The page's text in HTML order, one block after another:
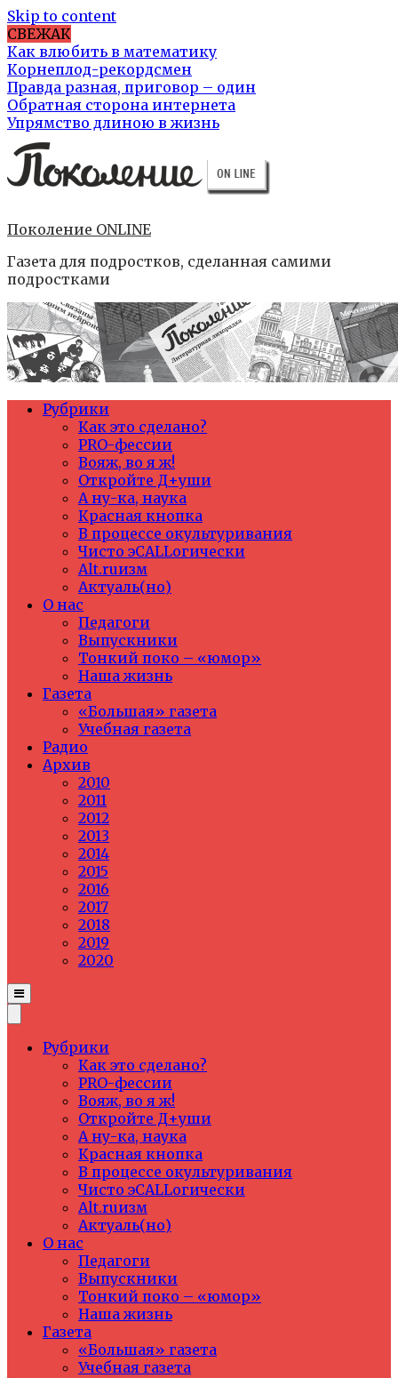
Skip to content
СВЕЖАК
Как влюбить в математику
Корнеплод-рекордсмен
Правда разная, приговор – один
Обратная сторона интернета
Упрямство длиною в жизнь
Поколение ONLINE
Газета для подростков, сделанная самими
подростками
Рубрики
Как это сделано?
PRO-фессии
Вояж, во я ж!
Откройте Д+уши
А ну-ка, наука
Красная кнопка
В процессе окультуривания
Чисто эCALLогически
Alt.ruизм
Актуаль(но)
О нас
Педагоги
Выпускники
Тонкий поко – «юмор»
Наша жизнь
Газета
«Большая» газета
Учебная газета
Радио
Архив
2010
2011
2012
2013
2014
2015
2016
2017
2018
2019
2020
Рубрики
Как это сделано?
PRO-фессии
Вояж, во я ж!
Откройте Д+уши
А ну-ка, наука
Красная кнопка
В процессе окультуривания
Чисто эCALLогически
Alt.ruизм
Актуаль(но)
О нас
Педагоги
Выпускники
Тонкий поко – «юмор»
Наша жизнь
Газета
«Большая» газета
Учебная газета